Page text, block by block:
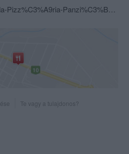
fb.com/pages/Gondola-Pizz%C3%A9ria-Panzi%C3%B3/1423594547854299?sk=timeline&ref=page_internal
Te vagy a tulajdonos?